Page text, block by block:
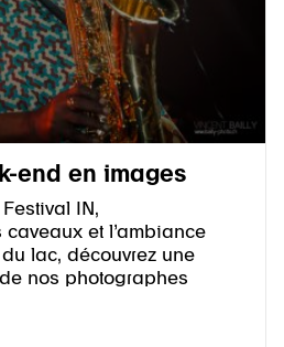
end en images
IN,
caveaux et l’ambiance
lac, découvrez une
nos photographes